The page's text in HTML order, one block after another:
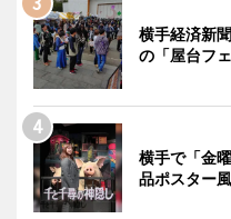
横手経済新
の「屋台フェ
横手で「金
品ポスター